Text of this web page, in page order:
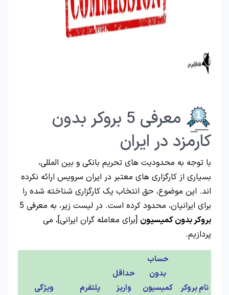
معرفی 5 بروکر بدون
کارمزد در ایران
با توجه به محدودیت های تحریم بانکی و بین المللی،
بسیاری از کارگزاری های معتبر در ایران سرویس ارائه نکرده
اند. این موضوع، حق انتخاب یک کارگزاری شناخته شده را
برای ایرانیان، محدود کرده است. در لیست زیر، به معرفی 5
بروکر بدون کمیسیون [برای معامله گران ایرانی]، می
پردازیم.
نام بروکر
حساب
بدون
کمیسیون
حداقل
واریز
پلتفرم
ویژگی